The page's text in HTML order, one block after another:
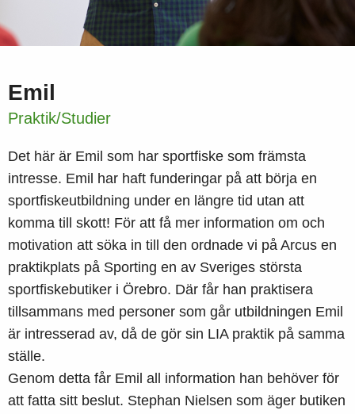
Emil
Praktik/Studier
Det här är Emil som har sportfiske som främsta
intresse. Emil har haft funderingar på att börja en
sportfiskeutbildning under en längre tid utan att
komma till skott! För att få mer information om och
motivation att söka in till den ordnade vi på Arcus en
praktikplats på Sporting en av Sveriges största
sportfiskebutiker i Örebro. Där får han praktisera
tillsammans med personer som går utbildningen Emil
är intresserad av, då de gör sin LIA praktik på samma
ställe.
Genom detta får Emil all information han behöver för
att fatta sitt beslut. Stephan Nielsen som äger butiken